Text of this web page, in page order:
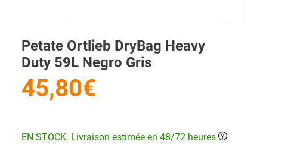
Petate Ortlieb DryBag Heavy
Duty 59L Negro Gris
45,80€
EN STOCK. Livraison estimée en 48/72 heures